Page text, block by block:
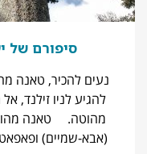
סיפורם של
נעים להכיר, טאנה
להגיע לניו זילנד,
מהוטה. טאנה
(אבא-שמיים)